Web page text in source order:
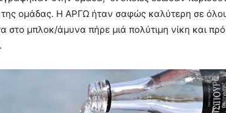
της ομάδας. Η ΑΡΓΩ ήταν σαφώς καλύτερη σε
στο μπλοκ/άμυνα πήρε μιά πολύτιμη νίκη και